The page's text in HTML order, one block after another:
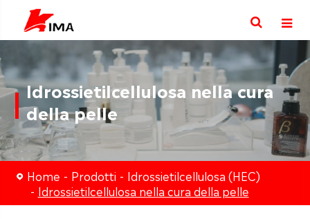
Idrossietilcellulosa nella cura
della pelle
Home Prodotti
Idrossietilcellulosa (HEC)
Idrossietilcellulosa nella cura della pelle